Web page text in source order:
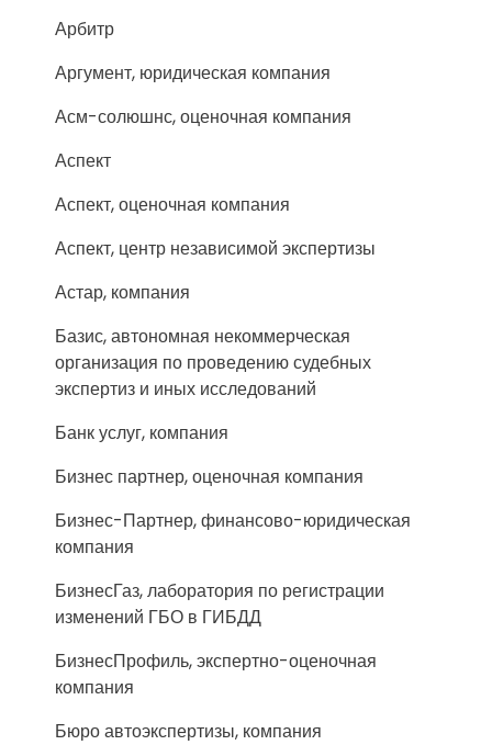
Арбитр
Аргумент, юридическая компания
Асм-солюшнс, оценочная компания
Аспект
Аспект, оценочная компания
Аспект, центр независимой экспертизы
Астар, компания
Базис, автономная некоммерческая
организация по проведению судебных
экспертиз и иных исследований
Банк услуг, компания
Бизнес партнер, оценочная компания
Бизнес-Партнер, финансово-юридическая
компания
БизнесГаз, лаборатория по регистрации
изменений ГБО в ГИБДД
БизнесПрофиль, экспертно-оценочная
компания
Бюро автоэкспертизы, компания